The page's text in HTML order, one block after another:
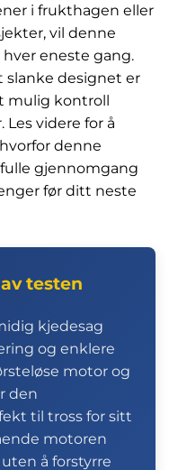
i frukthagen eller
vil denne
eneste gang.
slanke designet er
mulig kontroll
videre for å
denne
gjennomgang
før ditt neste
testen
kjedesag
og enklere
motor og
den
til tross for sitt
motoren
å forstyrre